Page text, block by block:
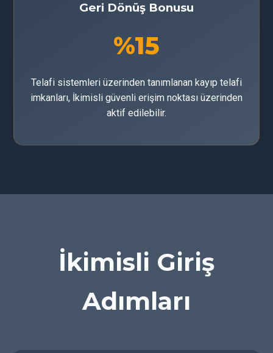
Geri Dönüş Bonusu
%15
Telafi sistemleri üzerinden tanımlanan kayıp telafi
imkanları, İkimisli güvenli erişim noktası üzerinden
aktif edilebilir.
İkimisli Giriş
Adımları